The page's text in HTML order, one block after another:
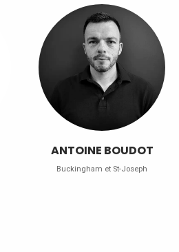
ANTOINE BOUDOT
Buckingham et St-Joseph